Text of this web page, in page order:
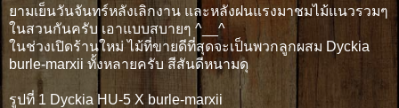
ยามเย็นวันจันทร์หลังเลิกงาน และหลังฝนแรงมาชมไม้แนวรวมๆ
ในสวนกันครับ เอาแบบสบายๆ ^__^
ในช่วงเปิดร้านใหม่ ไม้ที่ขายดีที่สุดจะเป็นพวกลูกผสม Dyckia
burle-marxii ทั้งหลายครับ สีสันดีหนามดุ
รูปที่ 1 Dyckia HU-5 X burle-marxii